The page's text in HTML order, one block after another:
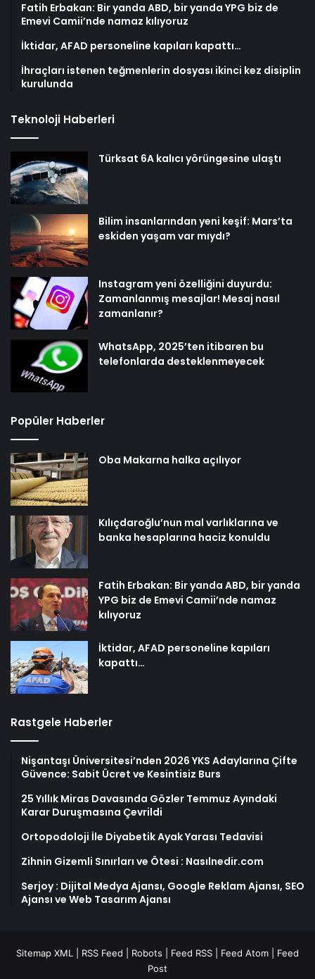
Fatih Erbakan: Bir yanda ABD, bir yanda YPG biz de
Emevi Camii’nde namaz kılıyoruz
İktidar, AFAD personeline kapıları kapattı…
İhraçları istenen teğmenlerin dosyası ikinci kez disiplin
kurulunda
Teknoloji Haberleri
Türksat 6A kalıcı yörüngesine ulaştı
Bilim insanlarından yeni keşif: Mars’ta
eskiden yaşam var mıydı?
Instagram yeni özelliğini duyurdu:
Zamanlanmış mesajlar! Mesaj nasıl
zamanlanır?
WhatsApp, 2025’ten itibaren bu
telefonlarda desteklenmeyecek
Popüler Haberler
Oba Makarna halka açılıyor
Kılıçdaroğlu’nun mal varlıklarına ve
banka hesaplarına haciz konuldu
Fatih Erbakan: Bir yanda ABD, bir yanda
YPG biz de Emevi Camii’nde namaz
kılıyoruz
İktidar, AFAD personeline kapıları
kapattı…
Rastgele Haberler
Nişantaşı Üniversitesi’nden 2026 YKS Adaylarına Çifte
Güvence: Sabit Ücret ve Kesintisiz Burs
25 Yıllık Miras Davasında Gözler Temmuz Ayındaki
Karar Duruşmasına Çevrildi
Ortopodoloji İle Diyabetik Ayak Yarası Tedavisi
Zihnin Gizemli Sınırları ve Ötesi : Nasılnedir.com
Serjoy : Dijital Medya Ajansı, Google Reklam Ajansı, SEO
Ajansı ve Web Tasarım Ajansı
Sitemap XML RSS Feed Robots Feed RSS Feed Atom
Feed
Post